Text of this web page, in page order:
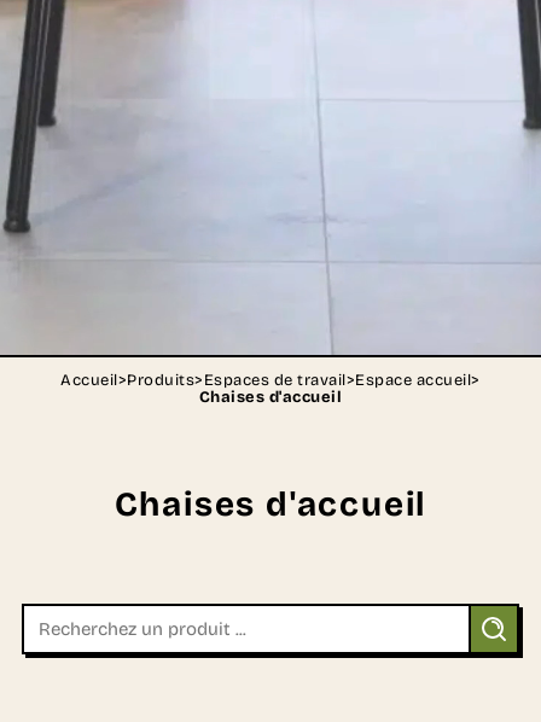
Accueil>Produits>Espaces de travail>Espace accueil>
Chaises d'accueil
Chaises d'accueil